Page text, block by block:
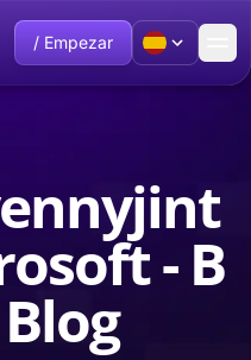
/ Empezar
- B